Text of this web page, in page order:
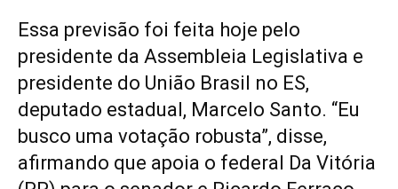
Essa previsão foi feita hoje pelo
presidente da Assembleia Legislativa e
presidente do União Brasil no ES,
deputado estadual, Marcelo Santo. “Eu
busco uma votação robusta”, disse,
afirmando que apoia o federal Da Vitória